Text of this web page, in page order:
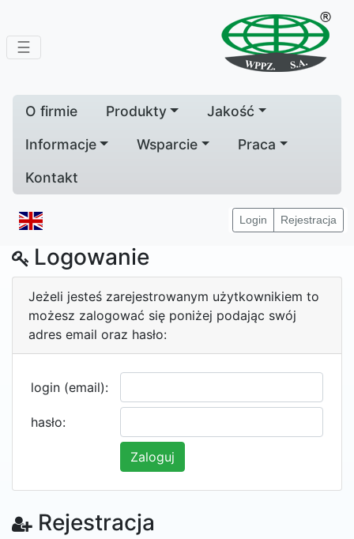
☰
O firmie Produkty
Jakość
Informacje
Wsparcie
Praca
Kontakt
Login Rejestracja
Home
Logowanie
Jeżeli jesteś zarejestrowanym użytkownikiem to
możesz zalogować się poniżej podając swój
adres email oraz hasło:
login (email):
hasło:
Rejestracja